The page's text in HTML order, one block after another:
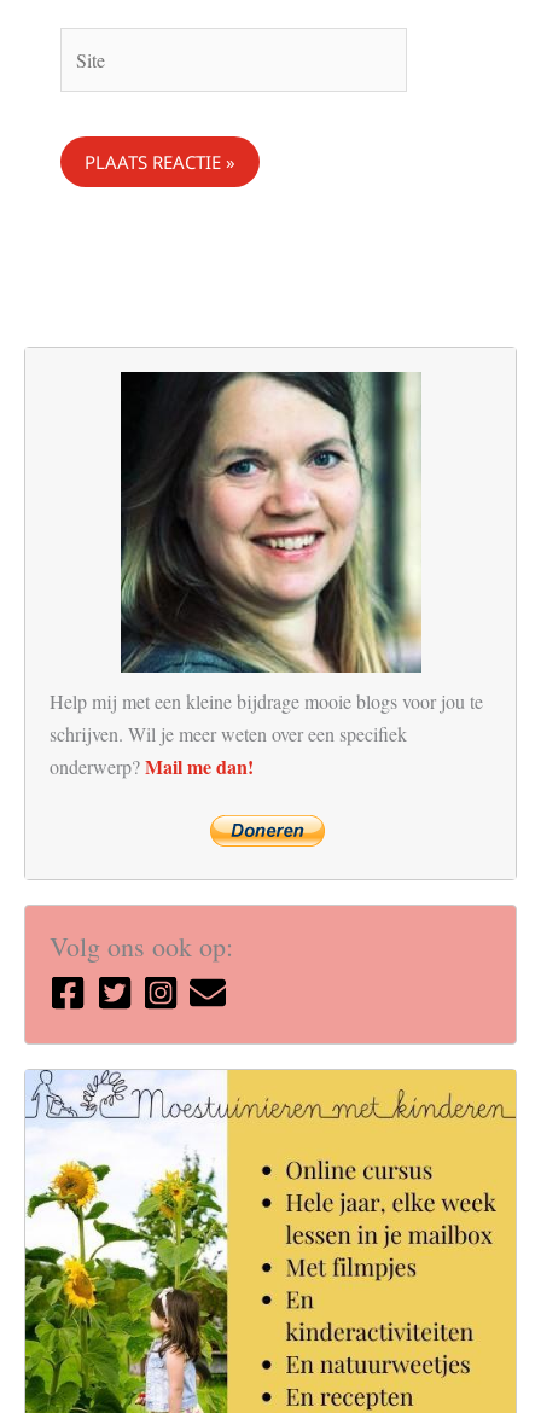
Help mij met een kleine bijdrage mooie blogs voor jou te
schrijven. Wil je meer weten over een specifiek
onderwerp?Mail me dan!
Volg ons ook op: